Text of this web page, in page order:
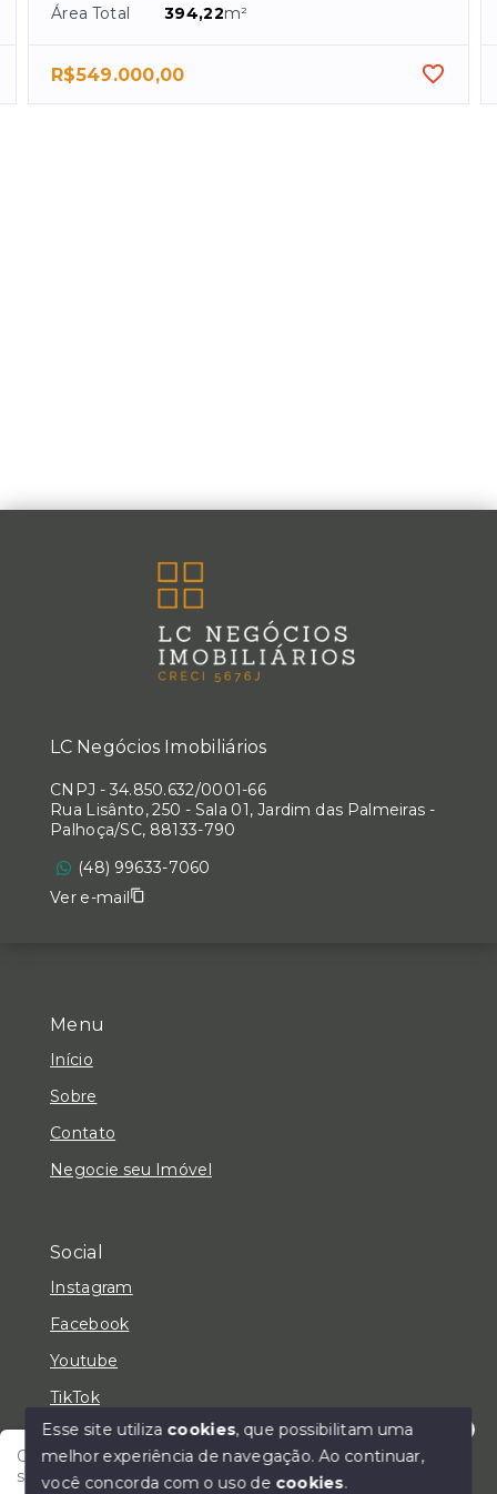
Área Total 394,22m²
R$549.000,00
Olá! Fale com um de nossos corretores e encontre
seu lar!
Menu
Início
Sobre
Contato
Negocie seu Imóvel
Social
Instagram
Facebook
Youtube
TikTok
© Copyright 2026 - LC Negócios Imobiliários - Todos
LC Negócios Imobiliários
CNPJ - 34.850.632/0001-66
Rua Lisânto, 250 - Sala 01, Jardim das Palmeiras -
Palhoça/SC, 88133-790
(48) 99633-7060
Ver e-mail
Esse site utiliza cookies, que possibilitam uma
melhor experiência de navegação.Ao continuar,
você concorda com o uso de cookies.